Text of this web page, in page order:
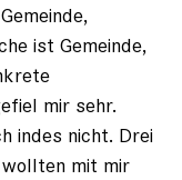
ist Gemeinde,
mir sehr.
indes nicht. Drei
mit mir